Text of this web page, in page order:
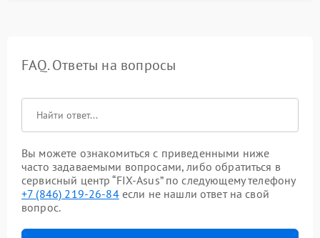
FAQ. Ответы на вопросы
Вы можете ознакомиться с приведенными ниже
часто задаваемыми вопросами, либо обратиться в
сервисный центр “FIX-Asus” по следующему телефону
+7 (846) 219-26-84если не нашли ответ на свой
вопрос.